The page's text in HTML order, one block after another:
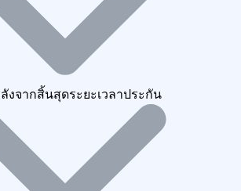
งจากสิ้นสุดระยะเวลาประกัน